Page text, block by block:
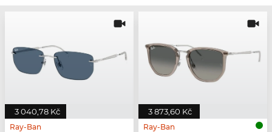
3 040,78 Kč
Ray-Ban
3 873,60 Kč
Ray-Ban